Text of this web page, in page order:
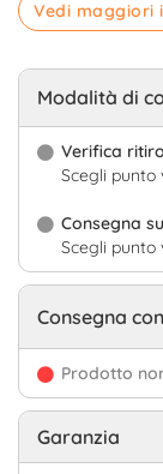
Vedi maggiori
Modalità di
Verifica ritiro
Scegli punto
Consegna
Scegli punto
Consegna
Prodotto
Garanzia